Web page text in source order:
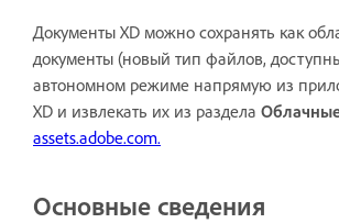
Документы XD можно сохранять как
документы (новый тип файлов,
автономном режиме напрямую из
XD и извлекать их из раздела
assets.adobe.com.
Основные сведения